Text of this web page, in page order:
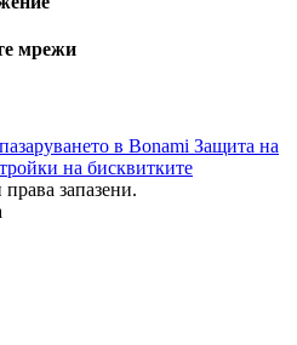
мрежи
в Bonami Защита на
на бисквитките
запазени.